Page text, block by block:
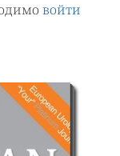
войти